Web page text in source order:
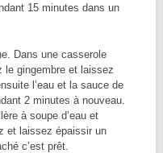
15 minutes dans un
Dans une casserole
le gingembre et laissez
l’eau et la sauce de
2 minutes à nouveau.
à soupe d’eau et
et laissez épaissir un
c’est prêt.